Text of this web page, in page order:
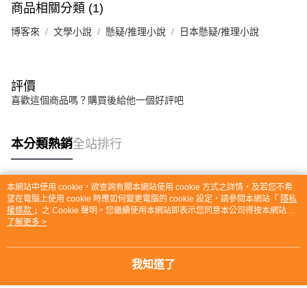
商品相關分類 (1)
博客來 文學小說 懸疑/推理小說 日本懸疑/推理小說
評價
喜歡這個商品嗎？購買後給他一個好評吧
本分類熱銷全站排行
熱門標籤
本網站中使用 cookie，欲查詢有關本網站使用 cookie 方式之詳情，及若您不希
望在電腦上使用 cookie 時應如何變更電腦的 cookie 設定，請參閱本網站「 隱私
權條款 」之 Cookie 聲明。您繼續使用本網站即表示您同意本公司得按本網站使
用條款之 Cookie 聲明使用 cookie。
了解更多 >
我知道了